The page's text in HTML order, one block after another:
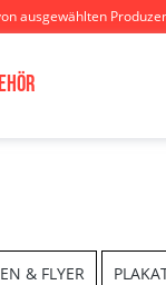
ausgewählten
& FLYER